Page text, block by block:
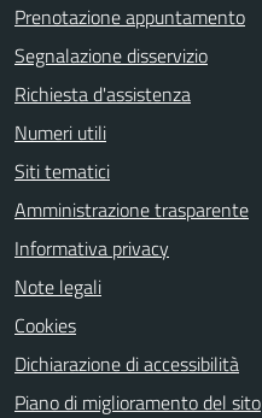
Prenotazione appuntamento
Segnalazione disservizio
Richiesta d'assistenza
Numeri utili
Siti tematici
Amministrazione trasparente
Informativa privacy
Note legali
Cookies
Dichiarazione di accessibilità
Piano di miglioramento del sito